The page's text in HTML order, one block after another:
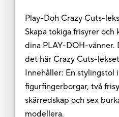
Play-Doh Crazy Cuts-
Skapa tokiga frisyrer och
dina PLAY-DOH-vänner.
det här Crazy Cuts-
Innehåller: En stylingstol
figurfingerborgar, två
skärredskap och sex
modellera.